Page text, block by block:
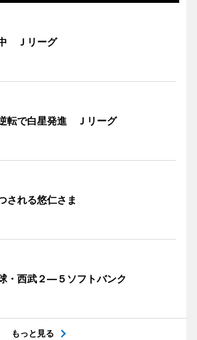
Ｊリーグ
転で白星発進 Ｊリーグ
される悠仁さま
・西武２―５ソフトバンク
もっと見る